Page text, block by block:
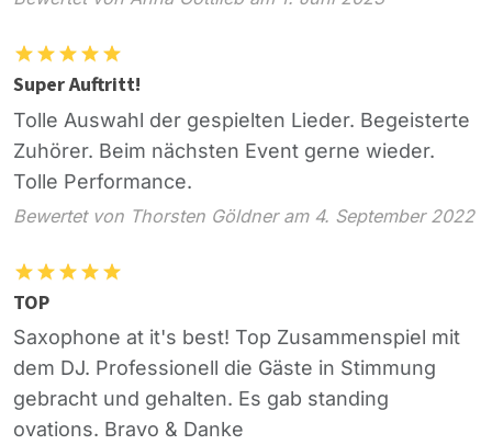
Super Auftritt!
Tolle Auswahl der gespielten Lieder. Begeisterte
Zuhörer. Beim nächsten Event gerne wieder.
Tolle Performance.
Bewertet von Thorsten Göldner am 4. September 2022
TOP
Saxophone at it's best! Top Zusammenspiel mit
dem DJ. Professionell die Gäste in Stimmung
gebracht und gehalten. Es gab standing
ovations. Bravo & Danke